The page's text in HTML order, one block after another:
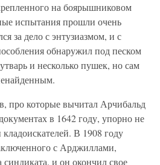
на боярышниковом
испытания прошли очень
за дело с энтузиазмом, и с
обнаружил под песком
и несколько пушек, но сам
про которые вычитал Арчибальд
в 1642 году, упорно не
В 1908 году
с Арджиллами,
синдиката, и он окончил свое